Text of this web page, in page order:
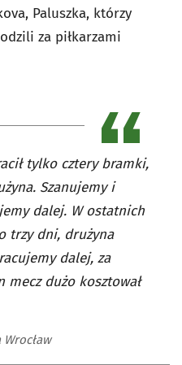
Paluszka, którzy
za piłkarzami
tylko cztery bramki,
Szanujemy i
dalej. W ostatnich
trzy dni, drużyna
dalej, za
mecz dużo kosztował